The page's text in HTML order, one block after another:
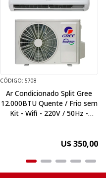
CÓDIGO: 5708
Ar Condicionado Split Gree
12.000BTU Quente / Frio sem
Kit - Wifi - 220V / 50Hz -
U$ 350,00